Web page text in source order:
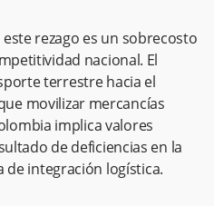
rezago es un sobrecosto
nacional. El
terrestre hacia el
movilizar mercancías
implica valores
de deficiencias en la
de integración logística.